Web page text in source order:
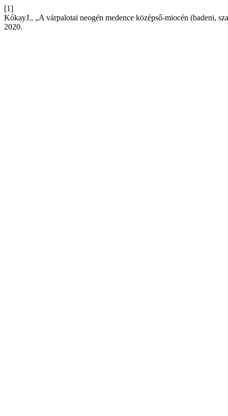
[1]
KókayJ., „A várpalotai neogén medence középső-miocén (badeni,
2020.